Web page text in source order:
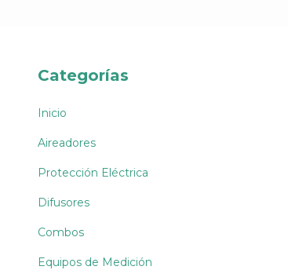
Categorías
Inicio
Aireadores
Protección Eléctrica
Difusores
Combos
Equipos de Medición